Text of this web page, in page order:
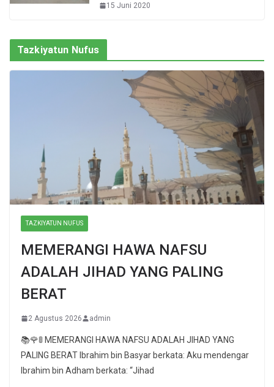
15 Juni 2020
Tazkiyatun Nufus
TAZKIYATUN NUFUS
MEMERANGI HAWA NAFSU
ADALAH JIHAD YANG PALING
BERAT
2 Agustus 2026 admin
📚🌹🚦 MEMERANGI HAWA NAFSU ADALAH JIHAD YANG
PALING BERAT Ibrahim bin Basyar berkata: Aku mendengar
Ibrahim bin Adham berkata: “Jihad